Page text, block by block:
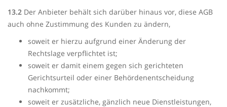
13.2 Der Anbieter behält sich darüber hinaus vor, diese AGB
auch ohne Zustimmung des Kunden zu ändern,
soweit er hierzu aufgrund einer Änderung der
Rechtslage verpflichtet ist;
soweit er damit einem gegen sich gerichteten
Gerichtsurteil oder einer Behördenentscheidung
nachkommt;
soweit er zusätzliche, gänzlich neue Dienstleistungen,